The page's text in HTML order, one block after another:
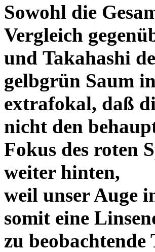
Sowohl die
Vergleich
und Takahashi
gelbgrün Saum
extrafokal, daß
nicht den
Fokus des roten
weiter hinten,
weil unser Auge
somit eine
zu